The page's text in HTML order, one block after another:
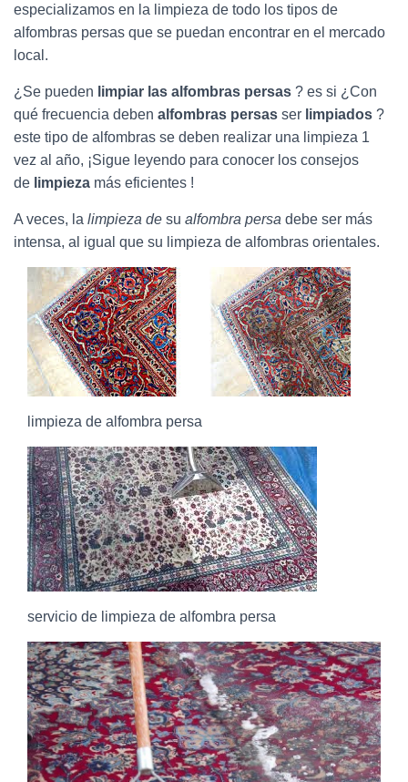
especializamos en la limpieza de todo los tipos de
alfombras persas que se puedan encontrar en el mercado
local.
¿Se pueden limpiar las alfombras persas ? es si ¿Con
qué frecuencia deben alfombras persas ser limpiados ?
este tipo de alfombras se deben realizar una limpieza 1
vez al año, ¡Sigue leyendo para conocer los consejos
de limpieza más eficientes !
A veces, la limpieza de su alfombra persa debe ser más
intensa, al igual que su limpieza de alfombras orientales.
limpieza de alfombra persa
servicio de limpieza de alfombra persa